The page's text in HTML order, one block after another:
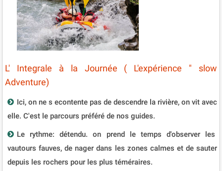
L' Integrale à la Journée ( L'expérience " slow
Adventure)
Ici, on ne s econtente pas de descendre la rivière, on vit avec
elle. C'est le parcours préféré de nos guides.
Le rythme: détendu. on prend le temps d'observer les
vautours fauves, de nager dans les zones calmes et de sauter
depuis les rochers pour les plus téméraires.